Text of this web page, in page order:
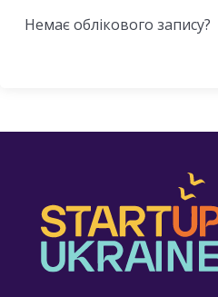
Немає облікового запису?